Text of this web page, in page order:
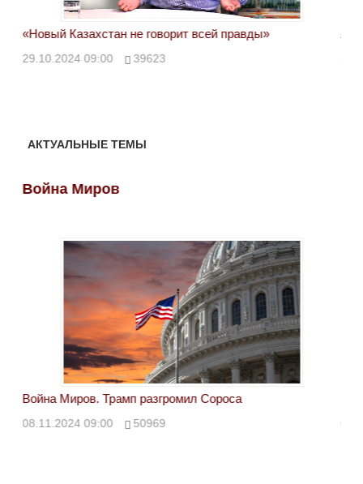
«Новый Казахстан не говорит всей правды»
29.10.2024 09:00 39623
АКТУАЛЬНЫЕ ТЕМЫ
Война Миров
Война Миров. Трамп разгромил Сороса
08.11.2024 09:00 50969